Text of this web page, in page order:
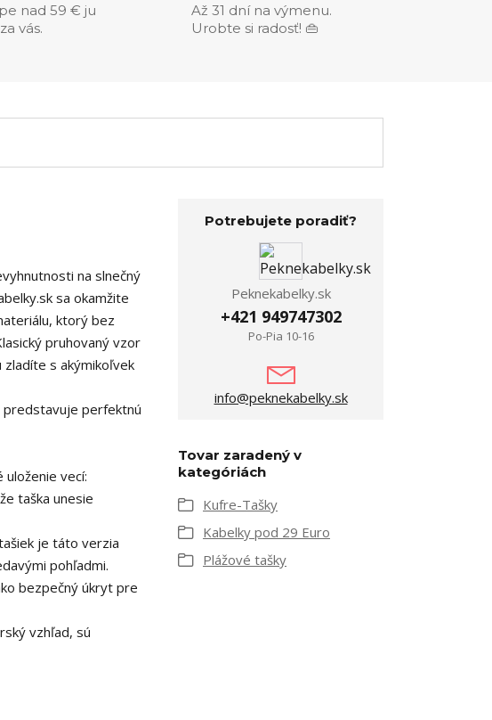
nad 59 € ju
vás.
Až 31 dní na výmenu.
Urobte si radosť! 👜
na slnečný
sa okamžite
ktorý bez
pruhovaný vzor
s akýmikoľvek
predstavuje perfektnú
vecí:
taška unesie
je táto verzia
pohľadmi.
bezpečný úkryt pre
vzhľad, sú
Potrebujete poradiť?
Peknekabelky.sk
+421 949747302
Po-Pia 10-16
info@peknekabelky.sk
Tovar zaradený v
kategóriách
Kufre-Tašky
Kabelky pod 29 Euro
Plážové tašky